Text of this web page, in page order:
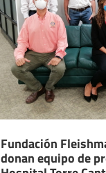
Fundación
donan equipo de